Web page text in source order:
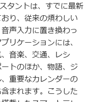
タントは、すでに最新
り、従来の煩わしい
声入力に置き換わっ
リケーションには、
音楽、交通、レシ
トのほか、物語、ジ
重要なカレンダーの
まれます。こうした